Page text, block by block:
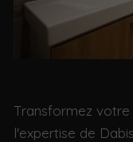
Transformez
l'expertise de